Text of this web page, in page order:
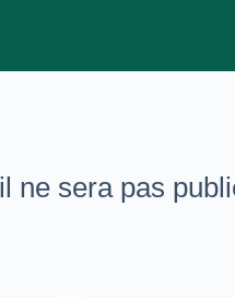
ne sera pas